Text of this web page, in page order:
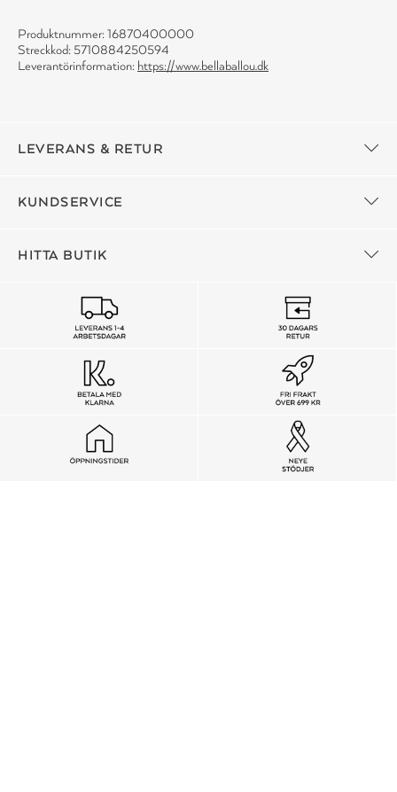
Produktnummer: 16870400000
Streckkod: 5710884250594
Leverantörinformation: https://www.bellaballou.dk
LEVERANS & RETUR
KUNDSERVICE
HITTA BUTIK